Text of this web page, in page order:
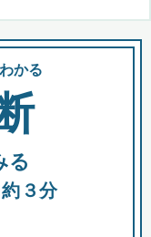
かる
る
３分